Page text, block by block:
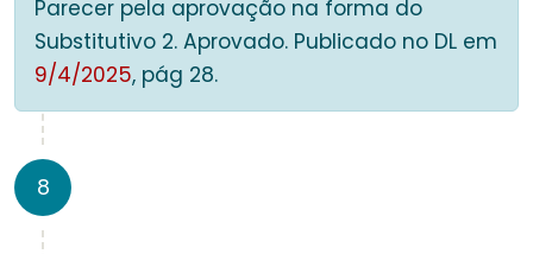
Parecer pela aprovação na forma do
Substitutivo 2. Aprovado. Publicado no DL em
9/4/2025, pág 28.
8